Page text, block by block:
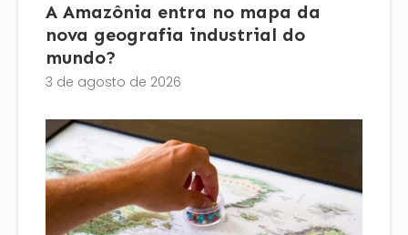
A Amazônia entra no mapa da
nova geografia industrial do
mundo?
3 de agosto de 2026